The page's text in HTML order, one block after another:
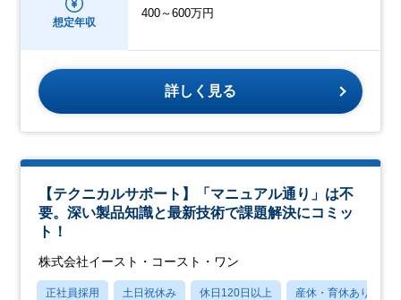
想定年収
400～600万円
詳しく見る
【テクニカルサポート】「マニュアル通り」は不
要。深い製品知識と最新技術で課題解決にコミッ
ト！
株式会社イースト・コースト・ワン
正社員採用 土日祝休み 休日120日以上 産休・育休あり